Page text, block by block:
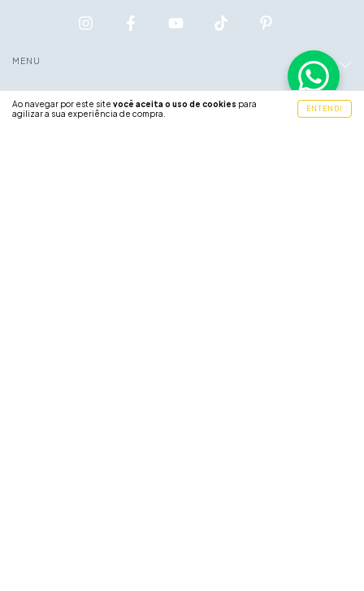
Ao navegar por este site você aceita o uso de cookies para
agilizar a sua experiência de compra.
ENTENDI
MENU
INSTITUCIONAL